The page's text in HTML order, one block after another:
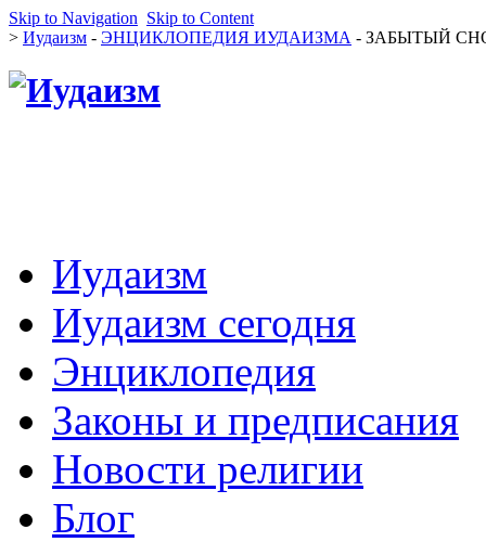
Skip to Navigation Skip to Content
> Иудаизм - ЭНЦИКЛОПЕДИЯ ИУДАИЗМА - ЗАБЫТЫЙ
Иудаизм
Иудаизм сегодня
Энциклопедия
Законы и предписания
Новости религии
Блог